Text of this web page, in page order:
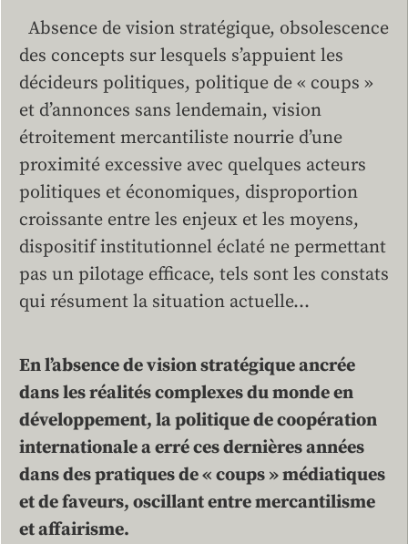
Absence de vision stratégique, obsolescence
des concepts sur lesquels s’appuient les
décideurs politiques, politique de « coups »
et d’annonces sans lendemain, vision
étroitement mercantiliste nourrie d’une
proximité excessive avec quelques acteurs
politiques et économiques, disproportion
croissante entre les enjeux et les moyens,
dispositif institutionnel éclaté ne permettant
pas un pilotage efficace, tels sont les constats
qui résument la situation actuelle…
En l’absence de vision stratégique ancrée
dans les réalités complexes du monde en
développement, la politique de coopération
internationale a erré ces dernières années
dans des pratiques de « coups » médiatiques
et de faveurs, oscillant entre mercantilisme
et affairisme.